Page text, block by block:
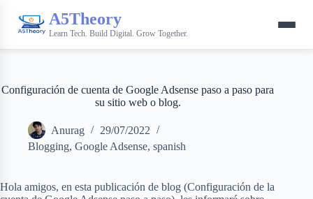
A5Theory
Learn Tech. Build Digital. Grow Together.
Configuración de cuenta de Google Adsense paso a paso para
su sitio web o blog.
Anurag
29/07/2022
Blogging, Google Adsense, spanish
Hola amigos, en esta publicación de blog (Configuración de la